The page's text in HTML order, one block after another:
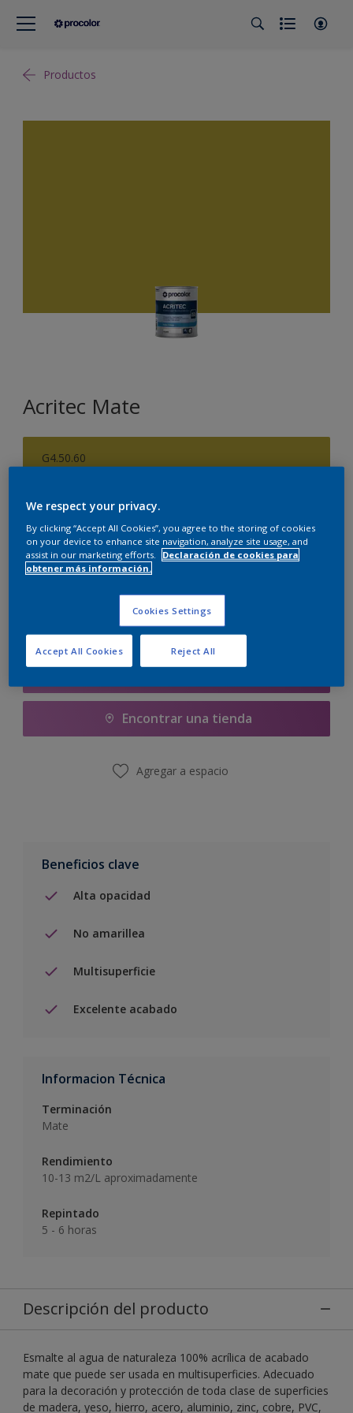
Productos
Acritec Mate
G4.50.60
690 ML 3.72 L
Encontrar una tienda
Agregar a espacio
Beneficios clave
Alta opacidad
No amarillea
Multisuperficie
Excelente acabado
Informacion Técnica
Terminación
Mate
Rendimiento
10-13 m2/L aproximadamente
Repintado
5 - 6 horas
Descripción del producto
Esmalte al agua de naturaleza 100% acrílica de acabado
mate que puede ser usada en multisuperficies. Adecuado
para la decoración y protección de toda clase de superficies
de madera, yeso, hierro, acero, aluminio, zinc, cobre, PVC,
We respect your privacy.
By clicking “Accept All Cookies”, you agree to the storing of cookies
on your device to enhance site navigation, analyze site usage, and
assist in our marketing efforts.
Declaración de cookies para
obtener más información.
Cookies Settings
Reject All
Accept All Cookies